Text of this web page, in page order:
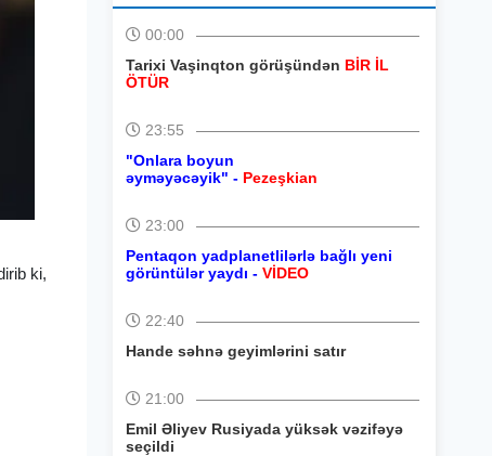
ki,
00:00
Tarixi Vaşinqton görüşündən BİR İL
ÖTÜR
23:55
"Onlara boyun
əyməyəcəyik" - Pezeşkian
23:00
Pentaqon yadplanetlilərlə bağlı yeni
görüntülər yaydı - VİDEO
22:40
Hande səhnə geyimlərini satır
21:00
Emil Əliyev Rusiyada yüksək vəzifəyə
seçildi